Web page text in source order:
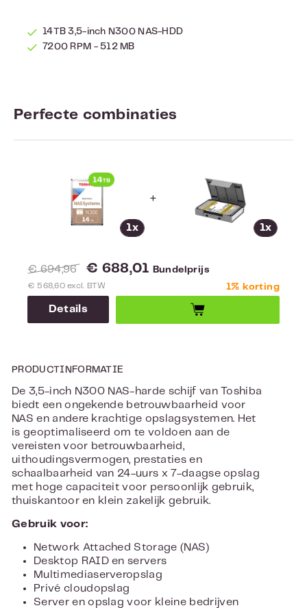
14TB 3,5-inch N300 NAS-HDD
7200 RPM - 512 MB
Perfecte combinaties
+
1x 1x
€ 694,96 € 688,01 Bundelprijs
€ 568,60 excl. BTW 1% korting
Details
PRODUCTINFORMATIE
De 3,5-inch N300 NAS-harde schijf van Toshiba
biedt een ongekende betrouwbaarheid voor
NAS en andere krachtige opslagsystemen. Het
is geoptimaliseerd om te voldoen aan de
vereisten voor betrouwbaarheid,
uithoudingsvermogen, prestaties en
schaalbaarheid van 24-uurs x 7-daagse opslag
met hoge capaciteit voor persoonlijk gebruik,
thuiskantoor en klein zakelijk gebruik.
Gebruik voor:
Network Attached Storage (NAS)
Desktop RAID en servers
Multimediaserveropslag
Privé cloudopslag
Server en opslag voor kleine bedrijven